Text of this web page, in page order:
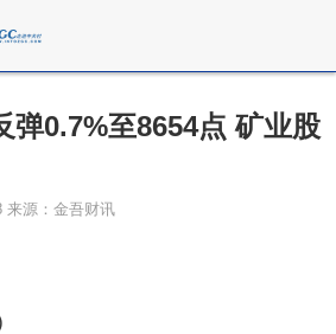
弹0.7%至8654点 矿业股
来源：金吾财讯